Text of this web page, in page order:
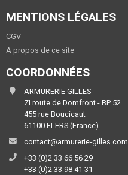
MENTIONS LÉGALES
CGV
A propos de ce site
COORDONNÉES
ARMURERIE GILLES
ZI route de Domfront - BP 52
455 rue Boucicaut
61100 FLERS (France)
contact@armurerie-gilles.com
+33 (0)2 33 66 56 29
+33 (0)2 33 98 41 31